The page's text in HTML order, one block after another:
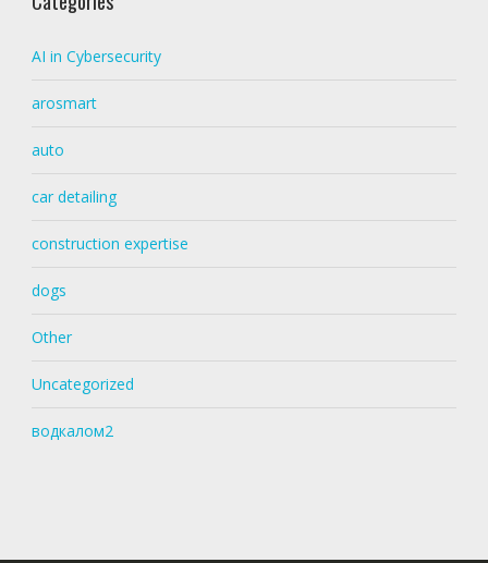
AI in Cybersecurity
arosmart
auto
car detailing
construction expertise
dogs
Other
Uncategorized
водкалом2